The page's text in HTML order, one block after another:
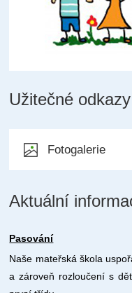
Užitečné odkazy
Fotogalerie
Aktuální
Pasování
Naše mateřská škola
a zároveň rozloučení s